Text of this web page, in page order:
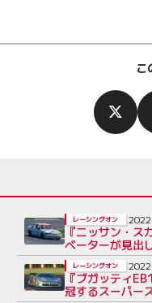
こ
『ニッサン・ス
ベーターが見出
銘車たち】
レーシングオン
『ブガッティ
冠するスーパー
レーシングオン